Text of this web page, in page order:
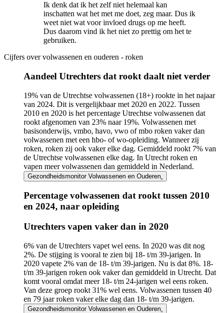
Ik denk dat ik het zelf niet helemaal kan
inschatten wat het met me doet, zeg maar. Dus ik
weet niet wat voor invloed drugs op me heeft.
Dus daarom vind ik het niet zo prettig om het te
gebruiken.
Cijfers over volwassenen en ouderen - roken
Aandeel Utrechters dat rookt daalt niet verder
19% van de Utrechtse volwassenen (18+) rookte in het najaar
van 2024. Dit is vergelijkbaar met 2020 en 2022. Tussen
2010 en 2020 is het percentage Utrechtse volwassenen dat
rookt afgenomen van 23% naar 19%. Volwassenen met
basisonderwijs, vmbo, havo, vwo of mbo roken vaker dan
volwassenen met een hbo- of wo-opleiding. Wanneer zij
roken, roken zij ook vaker elke dag. Gemiddeld rookt 7% van
de Utrechtse volwassenen elke dag. In Utrecht roken en
vapen meer volwassenen dan gemiddeld in Nederland.
Gezondheidsmonitor Volwassenen en Ouderen
Percentage volwassenen dat rookt tussen 2010
en 2024, naar opleiding
Infogram
Utrechters vapen vaker dan in 2020
6% van de Utrechters vapet wel eens. In 2020 was dit nog
2%. De stijging is vooral te zien bij 18- t/m 39-jarigen. In
2020 vapete 2% van de 18- t/m 39-jarigen. Nu is dat 8%. 18-
t/m 39-jarigen roken ook vaker dan gemiddeld in Utrecht. Dat
komt vooral omdat meer 18- t/m 24-jarigen wel eens roken.
Van deze groep rookt 31% wel eens. Volwassenen tussen 40
en 79 jaar roken vaker elke dag dan 18- t/m 39-jarigen.
Gezondheidsmonitor Volwassenen en Ouderen